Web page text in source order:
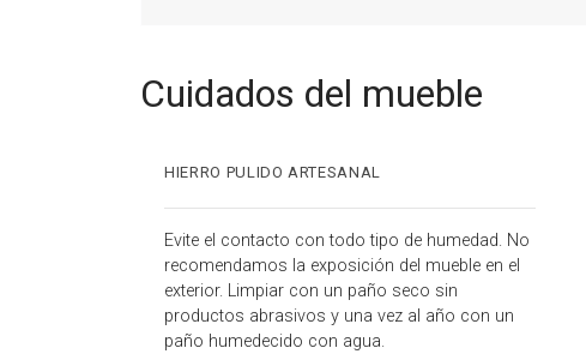
Cuidados del mueble
HIERRO PULIDO ARTESANAL
Evite el contacto con todo tipo de humedad. No
recomendamos la exposición del mueble en el
exterior. Limpiar con un paño seco sin
productos abrasivos y una vez al año con un
paño humedecido con agua.